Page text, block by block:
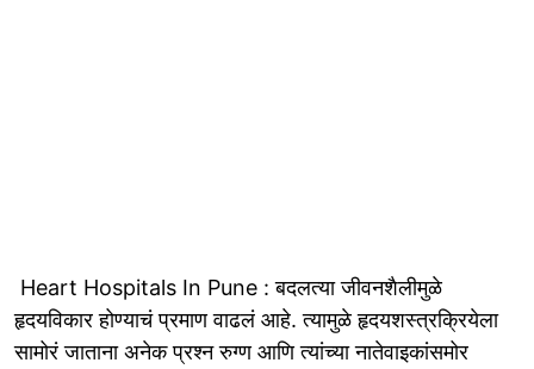
Heart Hospitals In Pune : बदलत्या जीवनशैलीमुळे
हृदयविकार होण्याचं प्रमाण वाढलं आहे. त्यामुळे हृदयशस्त्रक्रियेला
सामोरं जाताना अनेक प्रश्न रुग्ण आणि त्यांच्या नातेवाइकांसमोर